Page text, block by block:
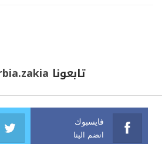
تابعونا
فايسبوك
انضم الينا